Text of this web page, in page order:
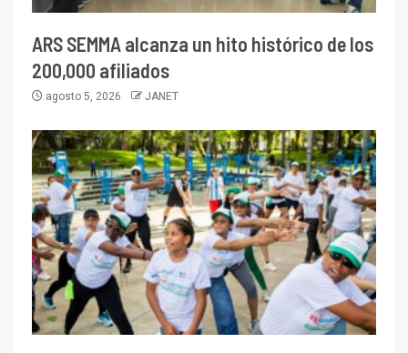
ARS SEMMA alcanza un hito histórico de los
200,000 afiliados
agosto 5, 2026 JANET